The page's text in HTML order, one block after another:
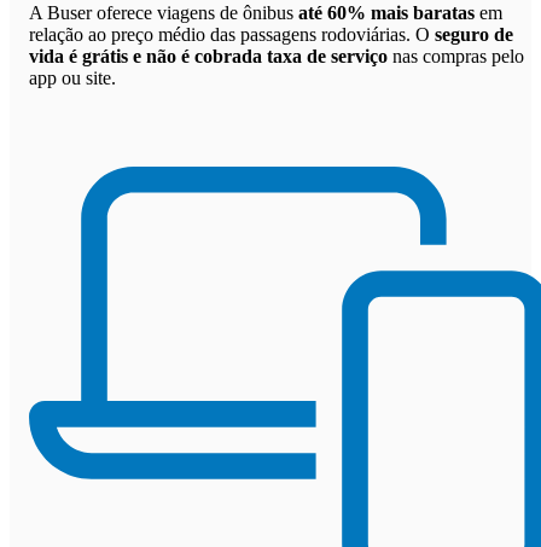
A Buser oferece viagens de ônibus até 60% mais baratas em
relação ao preço médio das passagens rodoviárias. O seguro de
vida é grátis e não é cobrada taxa de serviço nas compras pelo
app ou site.